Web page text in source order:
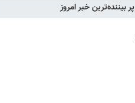
پر بیننده‌ترین خبر امروز